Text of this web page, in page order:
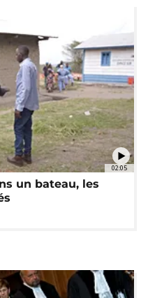
02:05
un bateau, les